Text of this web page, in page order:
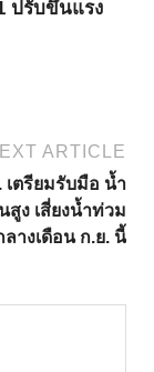
ปรับขึ้นแรง
ARTICLE
เตรียมรับมือ น้ำ
สูง เสี่ยงน้ำท่วม
ลางเดือน ก.ย. นี้